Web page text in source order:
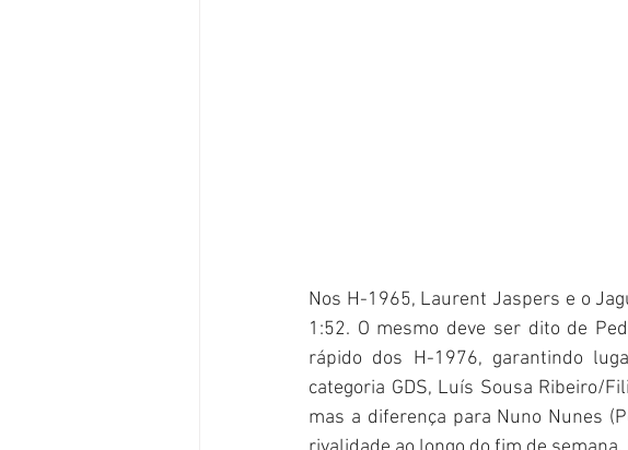
Nos H-1965, Laurent Jaspers e o
1:52. O mesmo deve ser dito de
rápido dos H-1976, garantindo
categoria GDS, Luís Sousa Ribeiro/
mas a diferença para Nuno Nunes